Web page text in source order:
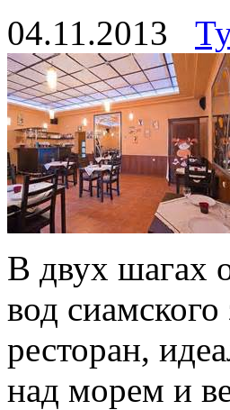
04.11.2013
В двух шагах
вод
ресторан,
над морем и